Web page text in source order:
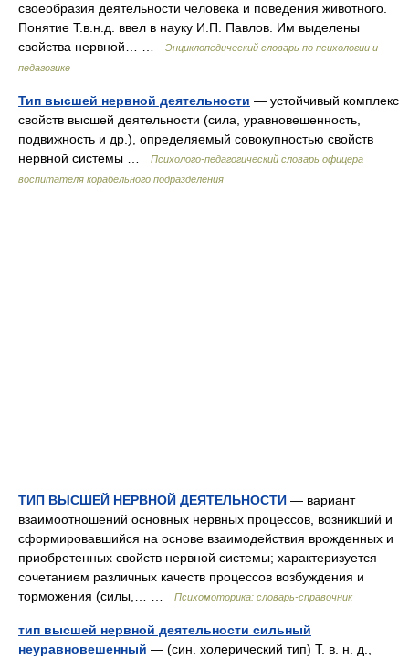
своеобразия деятельности человека и поведения животного.
Понятие Т.в.н.д. ввел в науку И.П. Павлов. Им выделены
свойства нервной… …
Энциклопедический словарь по психологии и
педагогике
Тип высшей нервной деятельности — устойчивый комплекс
свойств высшей деятельности (сила, уравновешенность,
подвижность и др.), определяемый совокупностью свойств
нервной системы …
Психолого-педагогический словарь офицера
воспитателя корабельного подразделения
ТИП ВЫСШЕЙ НЕРВНОЙ ДЕЯТЕЛЬНОСТИ — вариант
взаимоотношений основных нервных процессов, возникший и
сформировавшийся на основе взаимодействия врожденных и
приобретенных свойств нервной системы; характеризуется
сочетанием различных качеств процессов возбуждения и
торможения (силы,… …
Психомоторика: cловарь-справочник
тип высшей нервной деятельности сильный
неуравновешенный — (син. холерический тип) Т. в. н. д.,